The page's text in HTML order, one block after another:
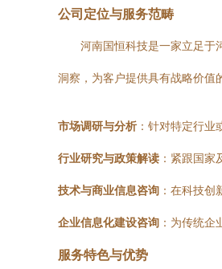
公司定位与服务范畴
河南国恒科技是一家立足于
洞察，为客户提供具有战略价值
市场调研与分析 ：针对特定行
行业研究与政策解读 ：紧跟国
技术与商业信息咨询 ：在科技
企业信息化建设咨询 ：为传统
服务特色与优势